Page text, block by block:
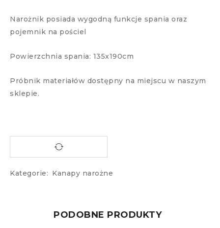
Narożnik posiada wygodną funkcje spania oraz
pojemnik na pościel
Powierzchnia spania: 135x190cm
Próbnik materiałów dostępny na miejscu w naszym
sklepie.
Kategorie: Kanapy narożne
PODOBNE PRODUKTY